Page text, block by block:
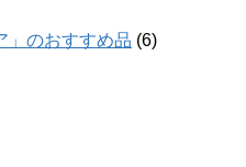
」のおすすめ品 (6)